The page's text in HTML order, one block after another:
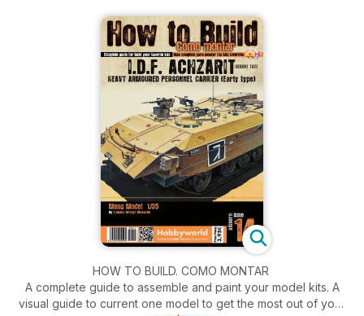
HOW TO BUILD. COMO MONTAR
A complete guide to assemble and paint your model kits. A
visual guide to current one model to get the most out of your